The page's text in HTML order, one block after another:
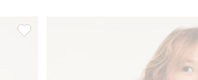
Leggings med vidde i ribbet jersey,